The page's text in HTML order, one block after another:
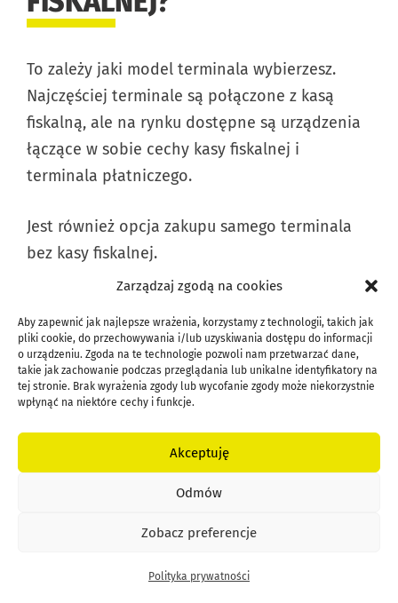
Zarządzaj zgodą na cookies
Aby zapewnić jak najlepsze wrażenia, korzystamy z technologii, takich jak
pliki cookie, do przechowywania i/lub uzyskiwania dostępu do informacji
o urządzeniu. Zgoda na te technologie pozwoli nam przetwarzać dane,
takie jak zachowanie podczas przeglądania lub unikalne identyfikatory na
tej stronie. Brak wyrażenia zgody lub wycofanie zgody może niekorzystnie
wpłynąć na niektóre cechy i funkcje.
Akceptuję
Odmów
Zobacz preferencje
Polityka prywatności
To zależy jaki model terminala wybierzesz.
Najczęściej terminale są połączone z kasą
fiskalną, ale na rynku dostępne są urządzenia
łączące w sobie cechy kasy fiskalnej i
terminala płatniczego.
Jest również opcja zakupu samego terminala
bez kasy fiskalnej.
Zobacz też:Ranking płatności online–
system płatności do sklepu www
15. CZY ROLNIK MOŻE MIEĆ
TERMINAL PŁATNICZY?
Tak, rolnik jako równoprawny podmiot prawa
funkcjonujący w obrocie gospodarczym może